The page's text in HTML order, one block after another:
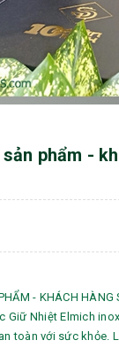
phẩm -
- KHÁCH
Giữ Nhiệt Elmich
toàn với sức khỏe.